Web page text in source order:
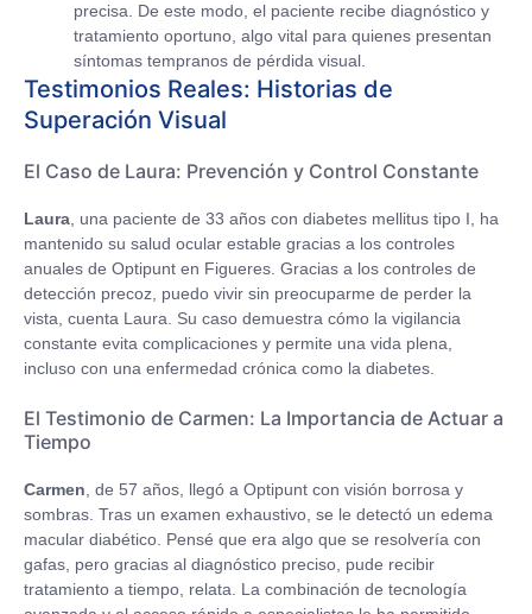
precisa. De este modo, el paciente recibe diagnóstico y
tratamiento oportuno, algo vital para quienes presentan
síntomas tempranos de pérdida visual.
Testimonios Reales: Historias de
Superación Visual
El Caso de Laura: Prevención y Control Constante
Laura, una paciente de 33 años con diabetes mellitus tipo I, ha
mantenido su salud ocular estable gracias a los controles
anuales de Optipunt en Figueres. Gracias a los controles de
detección precoz, puedo vivir sin preocuparme de perder la
vista, cuenta Laura. Su caso demuestra cómo la vigilancia
constante evita complicaciones y permite una vida plena,
incluso con una enfermedad crónica como la diabetes.
El Testimonio de Carmen: La Importancia de Actuar a
Tiempo
Carmen, de 57 años, llegó a Optipunt con visión borrosa y
sombras. Tras un examen exhaustivo, se le detectó un edema
macular diabético. Pensé que era algo que se resolvería con
gafas, pero gracias al diagnóstico preciso, pude recibir
tratamiento a tiempo, relata. La combinación de tecnología